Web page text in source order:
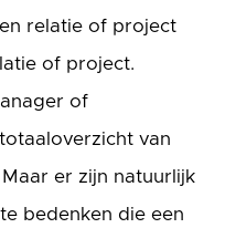
relatie of project
of project.
of
van
er zijn natuurlijk
bedenken die een